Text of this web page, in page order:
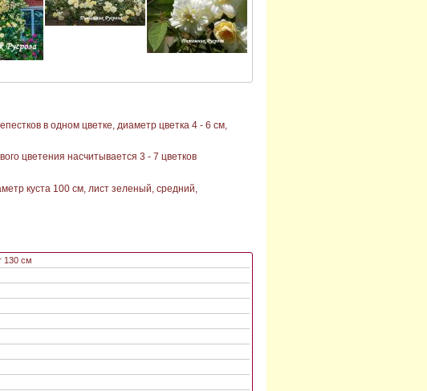
в одном цветке, диаметр цветка 4 - 6 см,
цветения насчитывается 3 - 7 цветков
куста 100 см, лист зеленый, средний,
130 см